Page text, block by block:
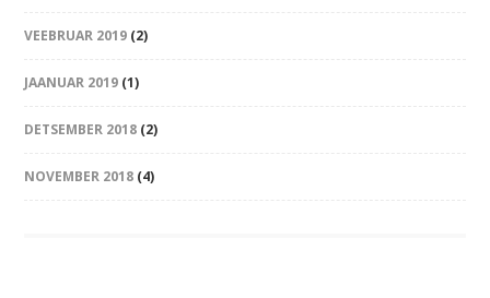
VEEBRUAR 2019 (2)
JAANUAR 2019 (1)
DETSEMBER 2018 (2)
NOVEMBER 2018 (4)